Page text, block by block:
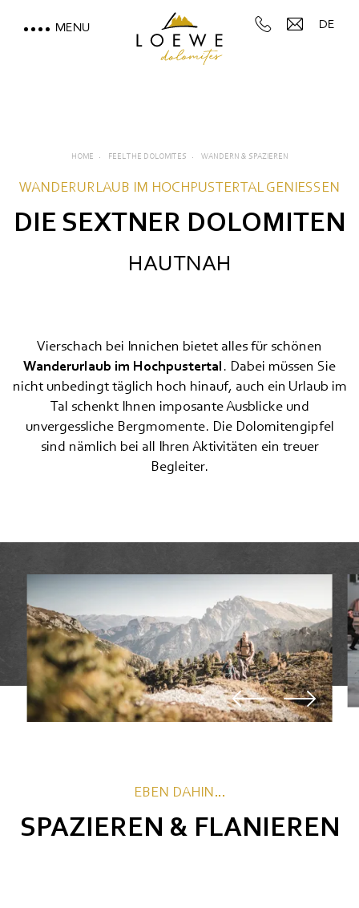
LOEWE DOLOMITES
MOUNTAIN SPA & WELLNESS
Aufstiegsanlagen
Motorradfahren
Langlaufen
Schneeschuh, Winterwandern, Skitouren
MENU DE
HOME FEEL THE DOLOMITES WANDERN & SPAZIEREN
WANDERURLAUB IM HOCHPUSTERTAL GENIESSEN
DIE SEXTNER DOLOMITEN
HAUTNAH
Vierschach bei Innichen bietet alles für schönen
Wanderurlaub im Hochpustertal . Dabei müssen Sie
nicht unbedingt täglich hoch hinauf, auch ein Urlaub im
Tal schenkt Ihnen imposante Ausblicke und
unvergessliche Bergmomente. Die Dolomitengipfel
sind nämlich bei all Ihren Aktivitäten ein treuer
Begleiter.
EBEN DAHIN…
SPAZIEREN & FLANIEREN